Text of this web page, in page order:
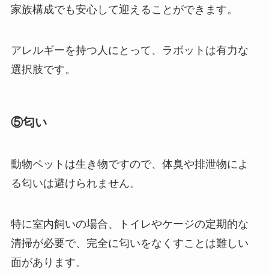
家族構成でも安心して迎えることができます。
アレルギーを持つ人にとって、ラボットは有力な
選択肢です。
⑤匂い
動物ペットは生き物ですので、体臭や排泄物によ
る匂いは避けられません。
特に室内飼いの場合、トイレやケージの定期的な
清掃が必要で、完全に匂いをなくすことは難しい
面があります。